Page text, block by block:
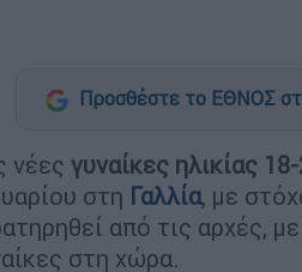
Προσθέστε το ΕΘΝΟΣ
νέες γυναίκες ηλικίας
στη Γαλλία, με
από τις αρχές,
στη χώρα.